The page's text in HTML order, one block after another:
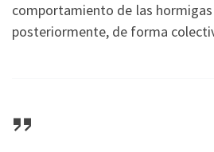
comportamiento de las
posteriormente, de forma